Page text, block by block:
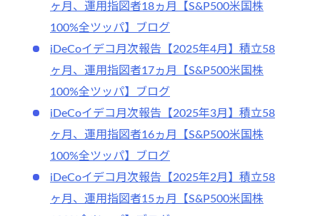
ヶ月、運用指図者18ヵ月【S&P500米国株
100%全ツッパ】ブログ
iDeCoイデコ月次報告【2025年4月】積立58
ヶ月、運用指図者17ヵ月【S&P500米国株
100%全ツッパ】ブログ
iDeCoイデコ月次報告【2025年3月】積立58
ヶ月、運用指図者16ヵ月【S&P500米国株
100%全ツッパ】ブログ
iDeCoイデコ月次報告【2025年2月】積立58
ヶ月、運用指図者15ヵ月【S&P500米国株